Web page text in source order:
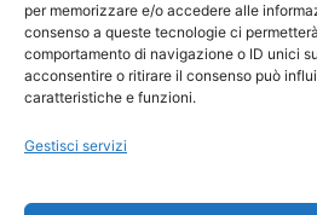
per memorizzare e/o accedere alle
consenso a queste tecnologie ci
comportamento di navigazione o ID unici
acconsentire o ritirare il consenso può
caratteristiche e funzioni.
Gestisci servizi
Ora Esatta in Italia in questo
Ti Senti Strano Ultimamente?
la Risonanza di Schumann
Come Sapere Se Stai